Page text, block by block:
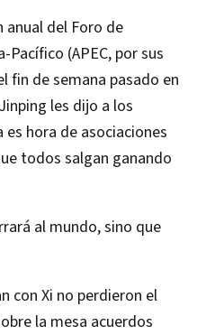
anual del Foro de
Pacífico (APEC, por sus
fin de semana pasado en
les dijo a los
hora de asociaciones
todos salgan ganando
al mundo, sino que
con Xi no perdieron el
la mesa acuerdos